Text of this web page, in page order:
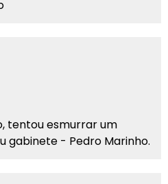
tentou esmurrar um
gabinete - Pedro Marinho.